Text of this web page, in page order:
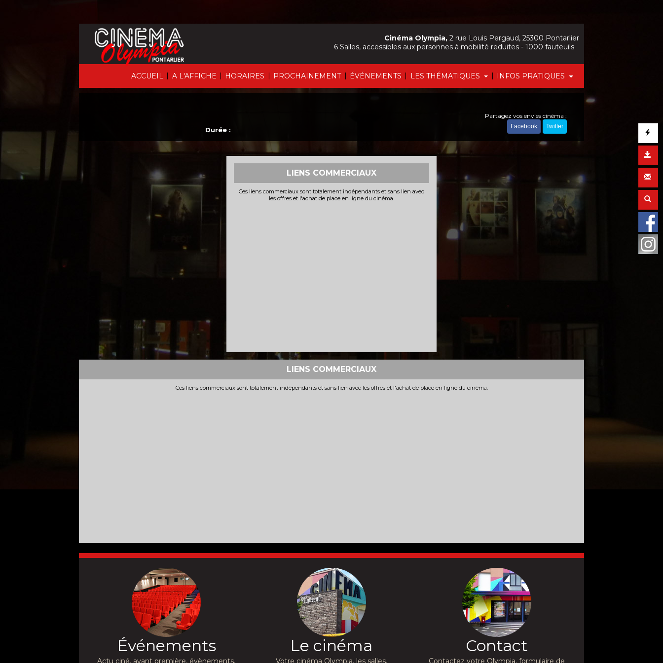
ACCUEIL | A L'AFFICHE | HORAIRES | PROCHAINEMENT | ÉVÉNEMENTS | LES THÉMATIQUES | INFOS PRATIQUES
Cinéma Olympia, 2 rue Louis Pergaud, 25300 Pontarlier
6 Salles, accessibles aux personnes à mobilité reduites - 1000 fauteuils
Durée :
Partagez vos envies cinéma :
Facebook Twitter
LIENS COMMERCIAUX
Ces liens commerciaux sont totalement indépendants et sans lien avec
les offres et l'achat de place en ligne du cinéma.
LIENS COMMERCIAUX
Ces liens commerciaux sont totalement indépendants et sans lien avec les offres et l'achat de place en ligne du cinéma.
Événements
Actu ciné, avant première, évènements,
Le cinéma
Votre cinéma Olympia, les salles,
Contact
Contactez votre Olympia, formulaire de